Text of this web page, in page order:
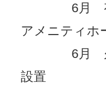
6月 有限会
アメニティホ
6月 久留米
設置